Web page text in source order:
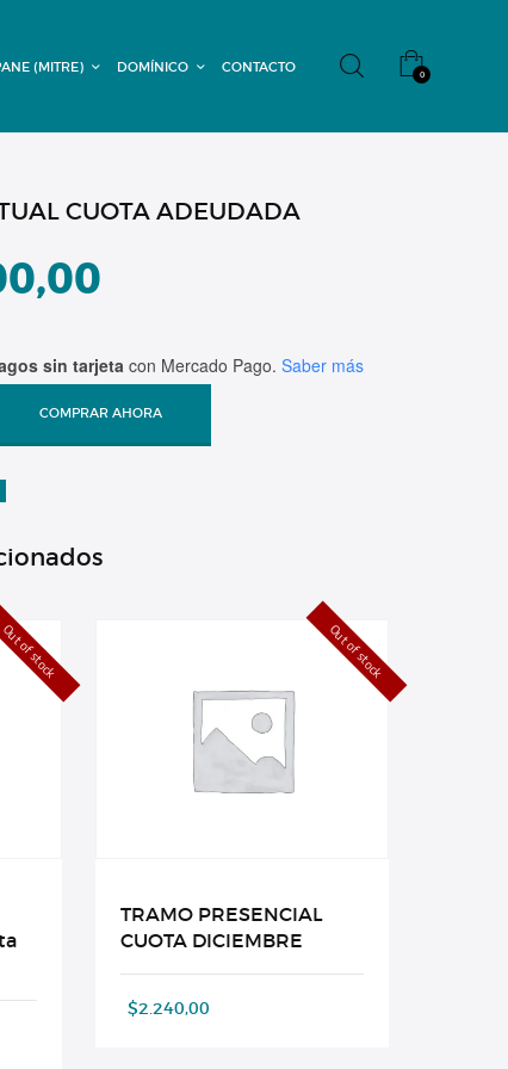
(MITRE) DOMÍNICO CONTACTO 0
CUOTA ADEUDADA
sin tarjeta con Mercado Pago. Saber más
COMPRAR AHORA
Out of stock Out of stock
TRAMO PRESENCIAL
CUOTA DICIEMBRE
$2.240,00